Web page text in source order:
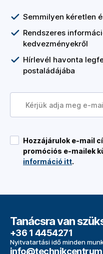
Semmilyen kéretlen
Rendszeres
kedvezményekről
Hírlevél havonta
postaládájába
Hozzájárulok e-mail
promóciós e-mailek
információ itt.
Tanácsra van
+36 1 4454271
Nyitvatartási idő minden